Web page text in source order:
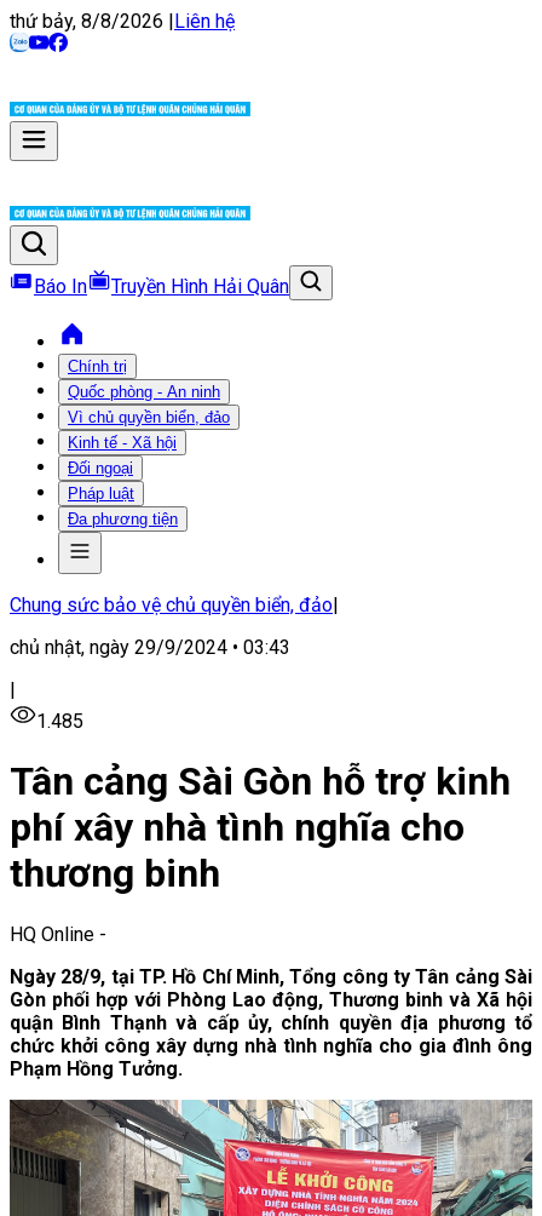
thứ bảy, 8/8/2026 |Liên hệ
Báo In Truyền Hình Hải Quân
Chính trị
Quốc phòng - An ninh
Vì chủ quyền biển, đảo
Kinh tế - Xã hội
Đối ngoại
Pháp luật
Đa phương tiện
Chung sức bảo vệ chủ quyền biển, đảo|
chủ nhật, ngày 29/9/2024 • 03:43
|
1.485
Tân cảng Sài Gòn hỗ trợ kinh
phí xây nhà tình nghĩa cho
thương binh
HQ Online -
Ngày 28/9, tại TP. Hồ Chí Minh, Tổng công ty Tân cảng Sài
Gòn phối hợp với Phòng Lao động, Thương binh và Xã hội
quận Bình Thạnh và cấp ủy, chính quyền địa phương tổ
chức khởi công xây dựng nhà tình nghĩa cho gia đình ông
Phạm Hồng Tưởng.